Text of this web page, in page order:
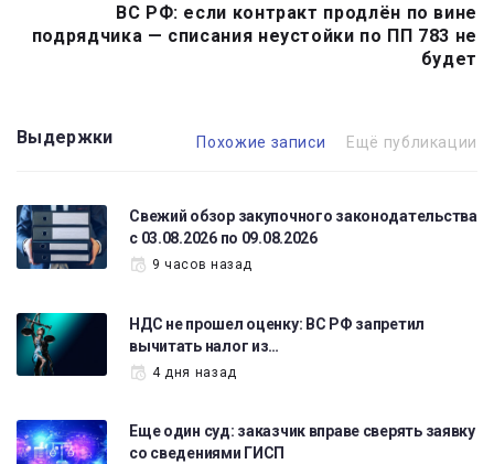
ВС РФ: если контракт продлён по вине
подрядчика — списания неустойки по ПП 783 не
будет
Выдержки Похожие записи Ещё публикации
Свежий обзор закупочного законодательства
с 03.08.2026 по 09.08.2026
9 часов назад
НДС не прошел оценку: ВС РФ запретил
вычитать налог из…
4 дня назад
Еще один суд: заказчик вправе сверять заявку
со сведениями ГИСП